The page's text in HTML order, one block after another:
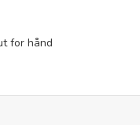
for hånd